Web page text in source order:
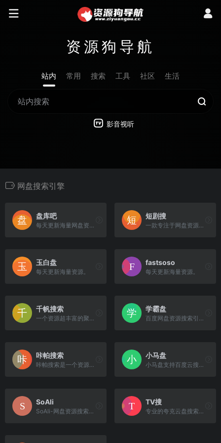
资源狗导航
站内 常用 搜索 工具 社区 生活
影音视听
网盘搜索引擎
盘库吧
每天更新海量网盘资源搜索下载。
短剧搜
一款专注于网盘资源全文检索的搜索工具。
玉白盘
每天更新海量资源。
fastsoso
每天更新海量资源。
千帆搜索
一个资源超丰富的聚合网盘资源搜索网站。
学霸盘
百度网盘资源搜索引擎，帮您更快捷的获取网盘资源下载信息。
咔帕搜索
咔帕搜索是一个资源超丰富的综合资源搜索网站,咔帕搜索专注于收录全网综合盘资源。
小马盘
小马盘支持百度云搜索，可快速搜索百度网盘资源中的有效连接，自动识别无效的百度云网盘资源，每天更新海量资源。
SoAli
SoAli-网盘资源搜索引擎支持百度网盘、阿里云盘、夸克网盘搜索、迅雷网盘，每天更新海量资源
TV搜
专业的夸克云盘搜索引擎，夸克搜。